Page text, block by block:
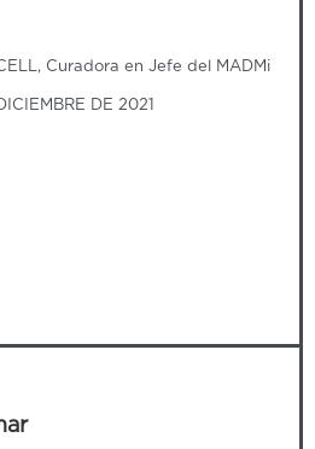
Curadora en Jefe del MADMi
DE 2021